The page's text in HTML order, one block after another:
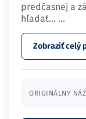
predčasnej a
hľadať… ...
Zobraziť celý
ORIGINÁLNY